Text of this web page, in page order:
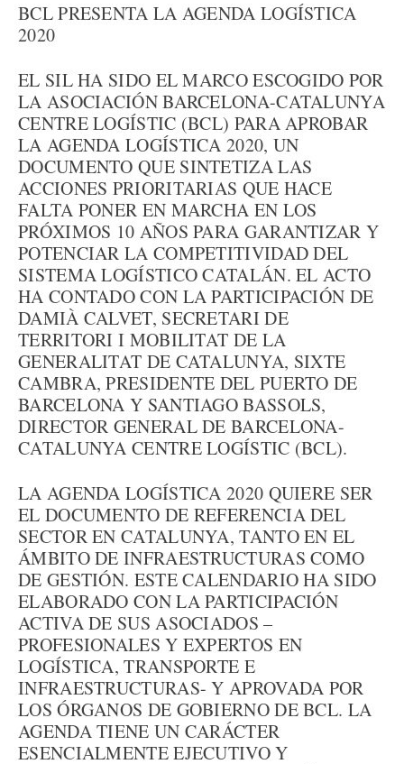
BCL PRESENTA LA AGENDA LOGÍSTICA
2020
EL SIL HA SIDO EL MARCO ESCOGIDO POR
LA ASOCIACIÓN BARCELONA-CATALUNYA
CENTRE LOGÍSTIC (BCL) PARA APROBAR
LA AGENDA LOGÍSTICA 2020, UN
DOCUMENTO QUE SINTETIZA LAS
ACCIONES PRIORITARIAS QUE HACE
FALTA PONER EN MARCHA EN LOS
PRÓXIMOS 10 AÑOS PARA GARANTIZAR Y
POTENCIAR LA COMPETITIVIDAD DEL
SISTEMA LOGÍSTICO CATALÁN. EL ACTO
HA CONTADO CON LA PARTICIPACIÓN DE
DAMIÀ CALVET, SECRETARI DE
TERRITORI I MOBILITAT DE LA
GENERALITAT DE CATALUNYA, SIXTE
CAMBRA, PRESIDENTE DEL PUERTO DE
BARCELONA Y SANTIAGO BASSOLS,
DIRECTOR GENERAL DE BARCELONA-
CATALUNYA CENTRE LOGÍSTIC (BCL).
LA AGENDA LOGÍSTICA 2020 QUIERE SER
EL DOCUMENTO DE REFERENCIA DEL
SECTOR EN CATALUNYA, TANTO EN EL
ÁMBITO DE INFRAESTRUCTURAS COMO
DE GESTIÓN. ESTE CALENDARIO HA SIDO
ELABORADO CON LA PARTICIPACIÓN
ACTIVA DE SUS ASOCIADOS –
PROFESIONALES Y EXPERTOS EN
LOGÍSTICA, TRANSPORTE E
INFRAESTRUCTURAS- Y APROVADA POR
LOS ÓRGANOS DE GOBIERNO DE BCL. LA
AGENDA TIENE UN CARÁCTER
ESENCIALMENTE EJECUTIVO Y